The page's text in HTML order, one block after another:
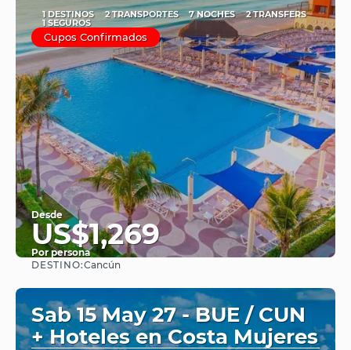
1 DESTINOS 2 TRANSPORTES 7 NOCHES 2 TRANSFERS
1 SEGUROS
Cupos Confirmados
Desde
US$1,269
Por persona
DESTINO:Cancún
Sab 15 May 27 - BUE / CUN
+ Hoteles en Costa Mujeres